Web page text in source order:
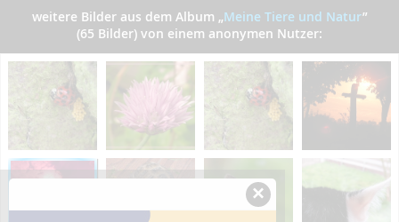
weitere Bilder aus dem Album „Meine Tiere und Natur”
(65 Bilder) von einem anonymen Nutzer:
×